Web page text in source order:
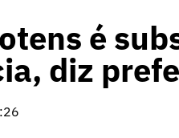
é
diz